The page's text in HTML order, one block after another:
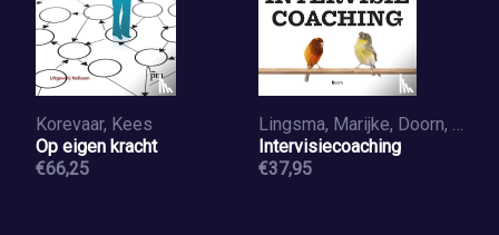
Korevaar, Kees
Op eigen kracht
€66,25
Lingsma, Marijke, Doorn, Ger van
Intervisiecoaching
€37,95